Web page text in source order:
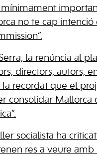
no te cap
la renúncia al
directors, autors,
recordat que el
consolidar Mallorca
socialista ha
res a veure amb